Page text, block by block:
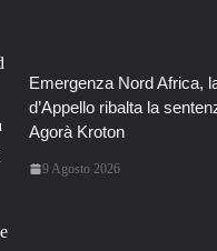
Emergenza Nord Africa,
d’Appello ribalta la
Agorà Kroton
9 Agosto 2026